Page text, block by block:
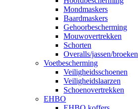
Mondmaskers
Baardmaskers
Gehoorbescherming
Mouwovertrekken
Schorten
Overalls/jassen/broeken
Voetbescherming
Veiligheidsschoenen
Veiligheidslaarzen
Schoenovertrekken
EHBO